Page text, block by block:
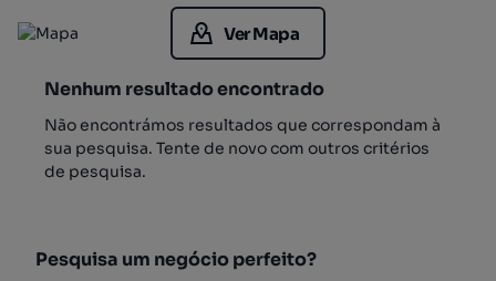
Ver Mapa
Nenhum resultado encontrado
Não encontrámos resultados que correspondam à
sua pesquisa. Tente de novo com outros critérios
de pesquisa.
Pesquisa um negócio perfeito?